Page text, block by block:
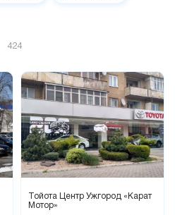
424
Тойота Центр Ужгород «Карат
Мотор»